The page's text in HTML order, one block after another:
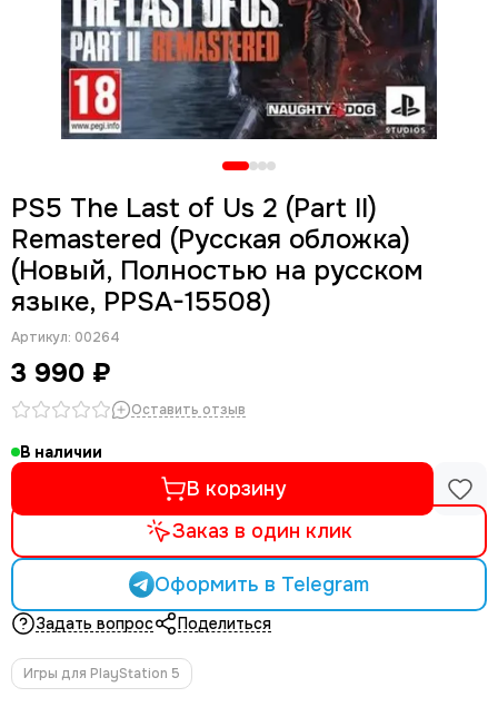
PS5 The Last of Us 2 (Part II)
Remastered (Русская обложка)
(Новый, Полностью на русском
языке, PPSA-15508)
Артикул: 00264
3 990 ₽
Оставить отзыв
В наличии
В корзину
Заказ в один клик
Оформить в Telegram
Задать вопрос Поделиться
Игры для PlayStation 5